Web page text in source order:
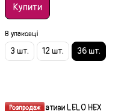
Купити
В упаковці
3 шт. 12 шт. 36 шт.
Розпродаж